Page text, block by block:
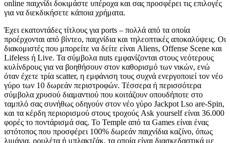
online παιχνίδι δοκιμάστε υπέροχα και σας προσφέρει τις επιλογές
για να διεκδικήσετε κάποια χρήματα.
Έχει εκατοντάδες τίτλους για ports – πολλά από τα οποία
προέρχονται από βίντεο, παιχνίδια και τηλεοπτικές αποκαλύψεις. Οι
διακομιστές που μπορείτε να δείτε είναι Aliens, Offense Scene και
Lifeless ή Live. Τα σύμβολα nuts εμφανίζονται στους νεότερους
κυλίνδρους για να βοηθήσουν στον καθορισμό των νικών, ενώ
όταν έχετε τρία scatter, η εμφάνιση τους συχνά ενεργοποιεί τον νέο
γύρο των 10 δωρεάν περιστροφών. Τέσσερα ή περισσότερα
σύμβολα χρυσού διαμαντιού που κοιτάζουν οπουδήποτε στο
ταμπλό σας συνήθως οδηγούν στον νέο γύρο Jackpot Lso are-Spin,
και τα κέρδη περιορισμού στους τροχούς Ask yourself είναι 36.000
φορές το ποντάρισμά σας. Το Temple από τα Games είναι ένας
ιστότοπος που προσφέρει 100% δωρεάν παιχνίδια καζίνο, όπως
λιμάνια, ρουλέτα ή μπλακτζάκ, τα οποία είναι διασκεδαστικά με